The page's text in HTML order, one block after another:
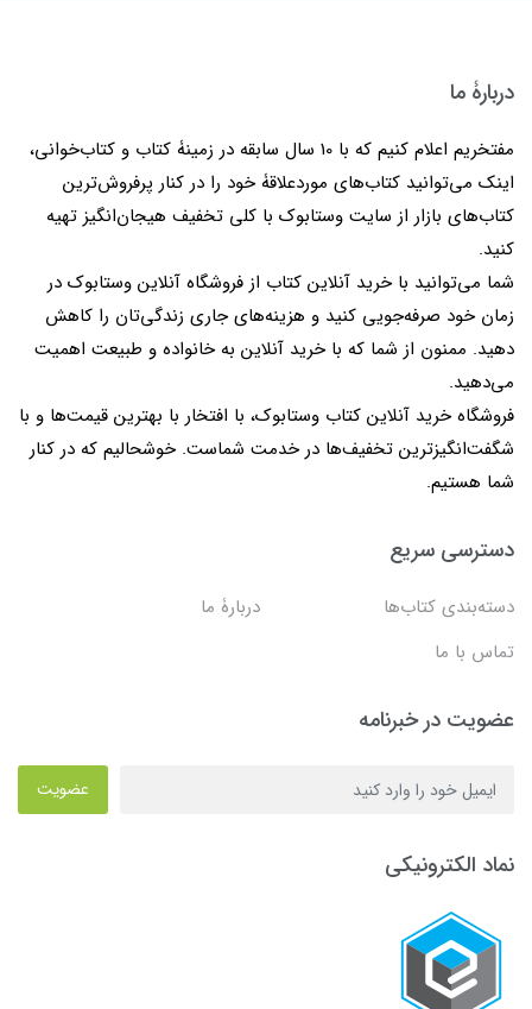
دربارۀ ما
مفتخریم اعلام کنیم که با 10 سال سابقه در زمینۀ کتاب و کتاب‌خوانی،
اینک می‌توانید کتاب‌های موردعلاقۀ خود را در کنار پرفروش‌ترین
کتاب‌های بازار از سایت وستابوک با کلی تخفیف هیجان‌انگیز تهیه
کنید.
شما می‌توانید با خرید آنلاین کتاب از فروشگاه آنلاین وستابوک در
زمان خود صرفه‌جویی کنید و هزینه‌های جاری زندگی‌تان را کاهش
دهید. ممنون از شما که با خرید آنلاین به خانواده و طبیعت اهمیت
می‌دهید.
فروشگاه خرید آنلاین کتاب وستابوک، با افتخار با بهترین قیمت‌ها و با
شگفت‌انگیزترین تخفیف‌ها در خدمت شماست. خوشحالیم که در کنار
شما هستیم.
دسترسی سریع
دسته‌بندی کتاب‌ها
دربارۀ ما
تماس با ما
عضویت در خبرنامه
عضویت
نماد الکترونیکی